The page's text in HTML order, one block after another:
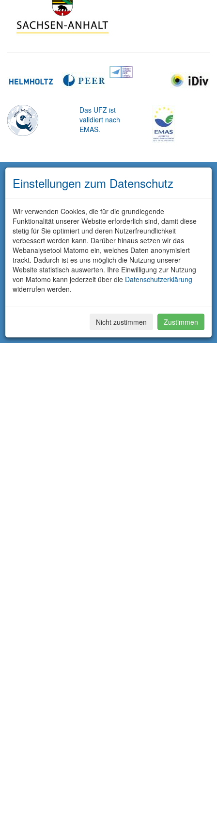
Das UFZ ist
validiert nach
EMAS.
Einstellungen zum Datenschutz
Wir verwenden Cookies, die für die grundlegende
Funktionalität unserer Website erforderlich sind, damit diese
stetig für Sie optimiert und deren Nutzerfreundlichkeit
verbessert werden kann. Darüber hinaus setzen wir das
Webanalysetool Matomo ein, welches Daten anonymisiert
trackt. Dadurch ist es uns möglich die Nutzung unserer
Website statistisch auswerten. Ihre Einwilligung zur Nutzung
von Matomo kann jederzeit über die Datenschutzerklärung
widerrufen werden.
Nicht zustimmen Zustimmen